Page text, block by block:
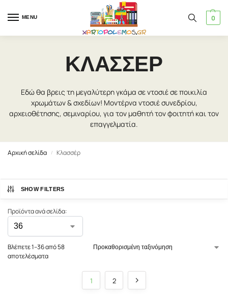
MENU 0
ΚΛΑΣΣΈΡ
Εδώ θα βρεις τη μεγαλύτερη γκάμα σε ντοσιέ σε ποικιλία
χρωμάτων & σχεδίων! Μοντέρνα ντοσιέ συνεδρίου,
αρχειοθέτησης, σεμιναρίου, για τον μαθητή τον φοιτητή και τον
επαγγελματία.
Αρχική σελίδα / Κλασσέρ
SHOW FILTERS
Βλέπετε 1–36 από 58
αποτελέσματα
Προϊόντα ανά σελίδα:
1 2